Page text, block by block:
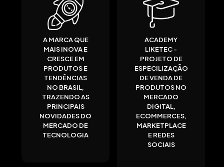
A MARCA QUE
MAIS INOVA E
CRESCE EM
PRODUTOS E
TENDÊNCIAS
NO BRASIL,
TRAZENDO AS
PRINCIPAIS
NOVIDADES DO
MERCADO DE
TECNOLOGIA
ACADEMY
LIKETEC -
PROJETO DE
ESPECILIZAÇÃO
DE VENDA DE
PRODUTOS NO
MERCADO
DIGITAL,
ECOMMERCES,
MARKETPLACE
E REDES
SOCIAIS